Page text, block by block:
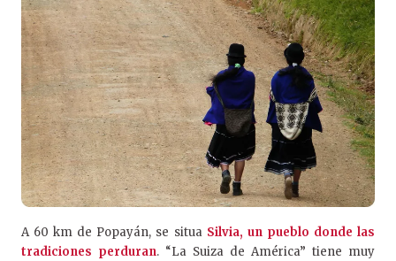
A 60 km de Popayán, se situa Silvia, un pueblo donde las
tradiciones perduran. “La Suiza de América” tiene muy